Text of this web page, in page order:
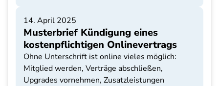
14. April 2025
Musterbrief Kündigung eines
kostenpflichtigen Onlinevertrags
Ohne Unterschrift ist online vieles möglich:
Mitglied werden, Verträge abschließen,
Upgrades vornehmen, Zusatzleistungen